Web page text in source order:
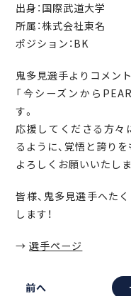
出身：国際武道大学
所属：株式会社東名
ポジション：BK
鬼多見選手よりコメント
「今シーズンから
す。
応援してくださる方々
るように、覚悟と誇り
よろしくお願いいたしま
皆様、鬼多見選手へた
します！
→選手ページ
前へ